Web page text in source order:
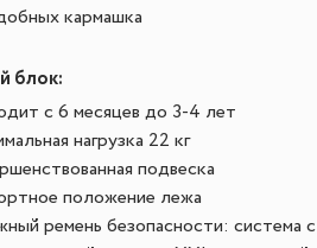
кармашка
блок:
с 6 месяцев до 3-4 лет
нагрузка 22 кг
подвеска
положение лежа
ремень безопасности: система